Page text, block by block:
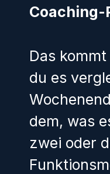
Coaching-
Das
du es
dem, was
zwei oder